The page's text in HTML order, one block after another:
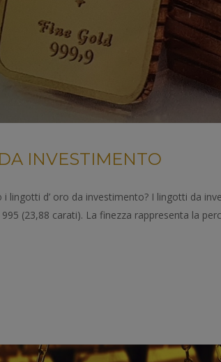
INVESTIMENTO
i lingotti d’ oro da investimento? I lingotti da
(23,88 carati). La finezza rappresenta la